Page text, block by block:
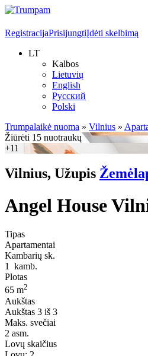
RegistracijaPrisijungtiĮdėti skelbimą
LT
Kalbos
Lietuvių
English
Русский
Polski
Trumpalaikė nuoma » Vilnius »
Žiūrėti 15 nuotraukų
+11
Vilnius, Užupis
Angel House
Tipas
Apartamentai
Kambarių sk.
1
kamb.
Plotas
65 m2
Aukštas
Aukštas 3 iš 3
Maks. svečiai
2 asm.
Lovų skaičius